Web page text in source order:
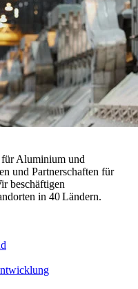
Aluminium und
und Partnerschaften für
beschäftigen
in 40 Ländern.